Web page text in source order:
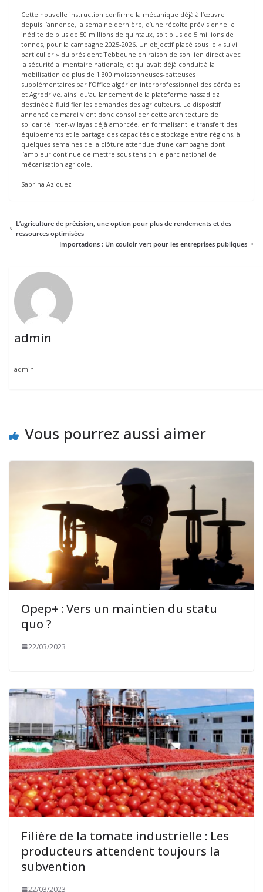
Cette nouvelle instruction confirme la mécanique déjà à l’œuvre
depuis l’annonce, la semaine dernière, d’une récolte prévisionnelle
inédite de plus de 50 millions de quintaux, soit plus de 5 millions de
tonnes, pour la campagne 2025-2026. Un objectif placé sous le « suivi
particulier » du président Tebboune en raison de son lien direct avec
la sécurité alimentaire nationale, et qui avait déjà conduit à la
mobilisation de plus de 1 300 moissonneuses-batteuses
supplémentaires par l’Office algérien interprofessionnel des céréales
et Agrodrive, ainsi qu’au lancement de la plateforme hassad.dz
destinée à fluidifier les demandes des agriculteurs. Le dispositif
annoncé ce mardi vient donc consolider cette architecture de
solidarité inter-wilayas déjà amorcée, en formalisant le transfert des
équipements et le partage des capacités de stockage entre régions, à
quelques semaines de la clôture attendue d’une campagne dont
l’ampleur continue de mettre sous tension le parc national de
mécanisation agricole.
Sabrina Aziouez
L’agriculture de précision, une option pour plus de rendements et des
ressources optimisées
Importations : Un couloir vert pour les entreprises publiques
admin
admin
Vous pourrez aussi aimer
Opep+ : Vers un maintien du statu
quo ?
22/03/2023
Filière de la tomate industrielle : Les
producteurs attendent toujours la
subvention
22/03/2023